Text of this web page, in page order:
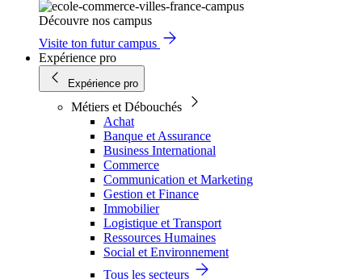
Découvre nos campus
Visite ton futur campus
Expérience pro
Expérience pro
Métiers et Débouchés
Achat
Banque et Assurance
Business International
Commerce
Communication et Marketing
Gestion et Finance
Immobilier
Logistique et Transport
Ressources Humaines
Social et Environnement
Tous les secteurs